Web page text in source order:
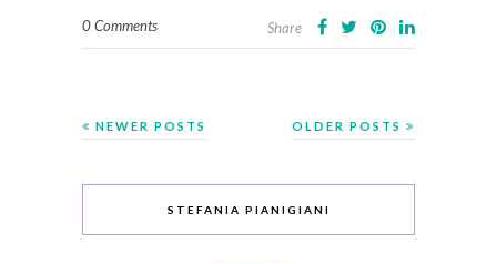
0 Comments Share
OLDER POSTS
NEWER POSTS
STEFANIA PIANIGIANI